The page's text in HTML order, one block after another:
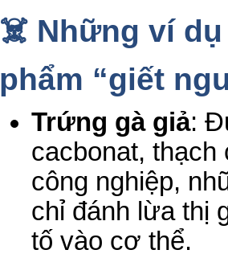
☠️ Những ví
phẩm “giết
Trứng gà giả:
cacbonat, thạch
công nghiệp,
chỉ đánh lừa thị
tố vào cơ thể.